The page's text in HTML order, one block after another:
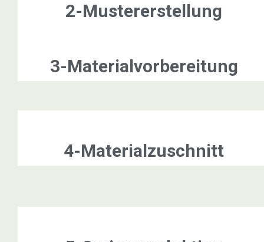
2-Mustererstellung
3-Materialvorbereitung
4-Materialzuschnitt